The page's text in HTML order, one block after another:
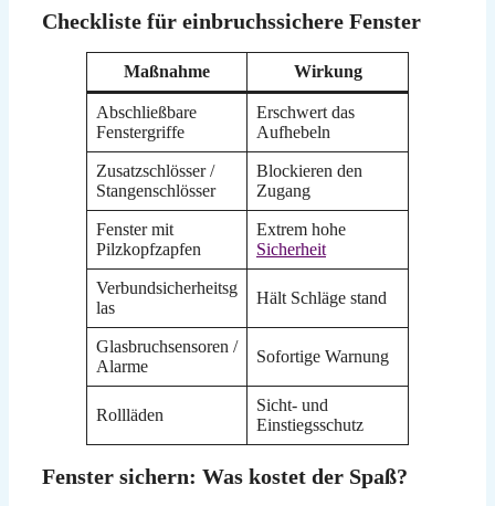
Checkliste für einbruchssichere Fenster
Maßnahme Wirkung
Abschließbare
Fenstergriffe
Erschwert das
Aufhebeln
Zusatzschlösser /
Stangenschlösser
Blockieren den
Zugang
Fenster mit
Pilzkopfzapfen
Extrem hohe
Sicherheit
Verbundsicherheitsg
las
Hält Schläge stand
Glasbruchsensoren /
Alarme
Sofortige Warnung
Rollläden
Sicht- und
Einstiegsschutz
Fenster sichern: Was kostet der Spaß?